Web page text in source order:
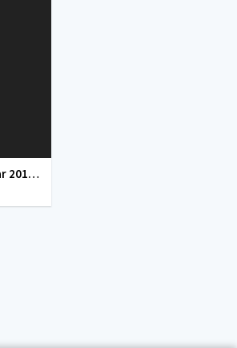
Yangi O'zbek kinolar 2010-2011-2012-2013-2014-2015-2016-2017-2018-2019-2020-2021-2022-2023-2024-2025 O'zbek tilida Uzbek tarjima Full HD